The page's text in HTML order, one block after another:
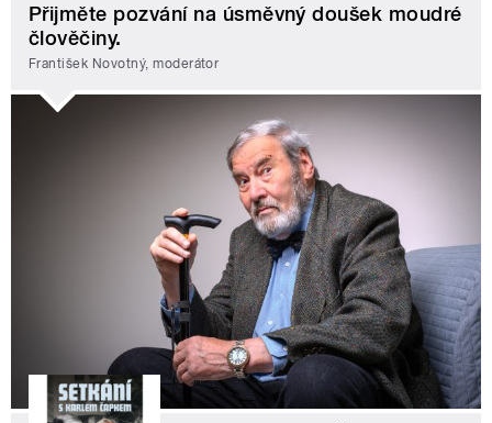
Přijměte pozvání na úsměvný doušek moudré
člověčiny.
František Novotný, moderátor